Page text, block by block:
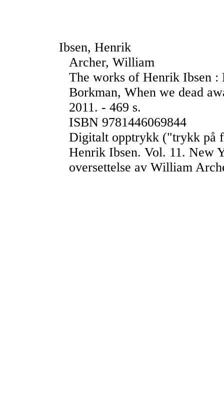
Ibsen, Henrik
Archer, William
The works of Henrik Ibsen
Borkman, When we dead
2011. - 469 s.
ISBN 9781446069844
Digitalt opptrykk ("trykk på
Henrik Ibsen. Vol. 11. New
oversettelse av William